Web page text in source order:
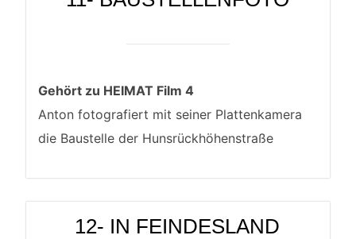
Gehört zu HEIMAT Film 4
Anton fotografiert mit seiner Plattenkamera
die Baustelle der Hunsrückhöhenstraße
12- IN FEINDESLAND